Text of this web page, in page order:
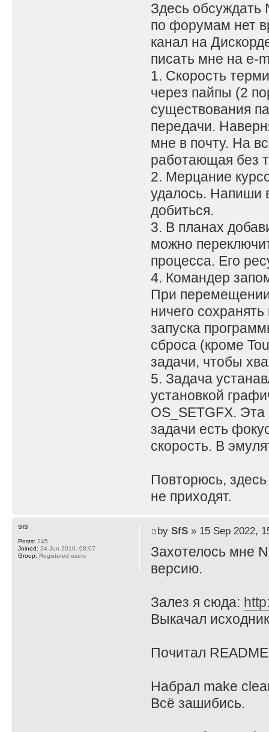
Здесь обсуждать
по форумам нет
канал на
писать мне на e-
1. Скорость
через пайпы (2
существования
передачи.
мне в почту. На
работающая без
2. Мерцание
удалось. Напиши
добиться.
3. В планах
можно
процесса. Его
4. Командер
При
ничего
запуска
сброса (кроме
задачи, чтобы
5. Задача
установкой
OS_SETGFX. Эта
задачи есть
скорость. В
Повторюсь,
не приходят.
by SfS» 15 Sep 2022,
Захотелось мне
версию.
Залез я сюда:
Выкачал
Почитал
Набрал make
Всё зашибись.
SfS
Posts: 245
Joined: 24 Jun 2010, 08:07
Group: Registered users